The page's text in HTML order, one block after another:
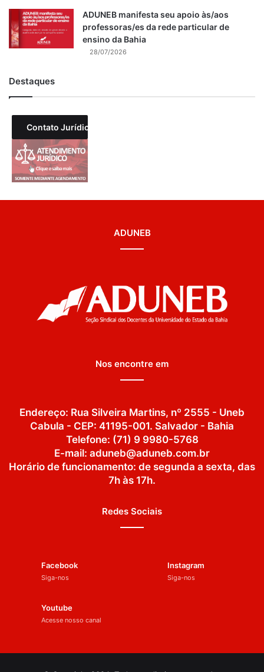
ADUNEB manifesta seu apoio às/aos
professoras/es da rede particular de
ensino da Bahia
28/07/2026
Destaques
Contato Jurídico
ADUNEB
Nos encontre em
Endereço: Rua Silveira Martins, nº 2555 - Uneb
Cabula - CEP: 41195-001. Salvador - Bahia
Telefone: (71) 9 9980-5768
E-mail: aduneb@aduneb.com.br
Horário de funcionamento: de segunda a sexta, das
7h às 17h.
Redes Sociais
Facebook
Siga-nos
Instagram
Siga-nos
Youtube
Acesse nosso canal